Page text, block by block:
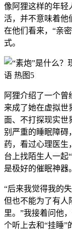
像阿狸这样的年轻
活，并不意味着他
在他们看来，“亲
式。
阿狸介绍了一个曾
来成了她在虚拟世
面、不打探现实世
别严重的睡眠障碍
药，看过心理医生
台上找陌生人一起
是极好的催眠神器。
“后来我觉得我的
但也不能为了有人
里。”我接着问他
个听上去和“挂睡”